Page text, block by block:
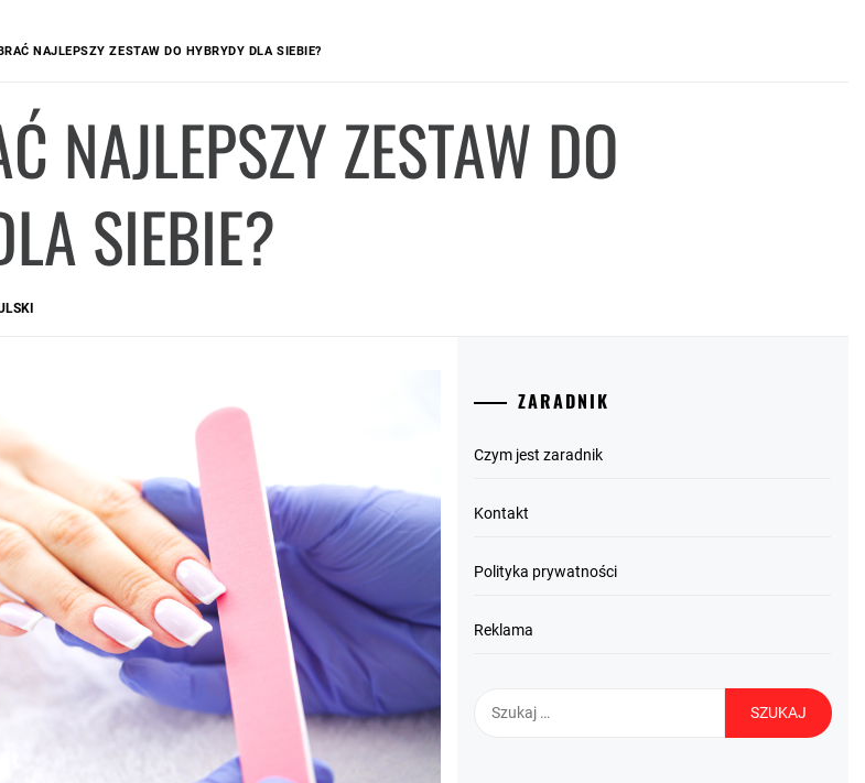
NAJLEPSZY ZESTAW DO HYBRYDY DLA SIEBIE?
NAJLEPSZY ZESTAW DO
SIEBIE?
ZARADNIK
Czym jest zaradnik
Kontakt
Polityka prywatności
Reklama